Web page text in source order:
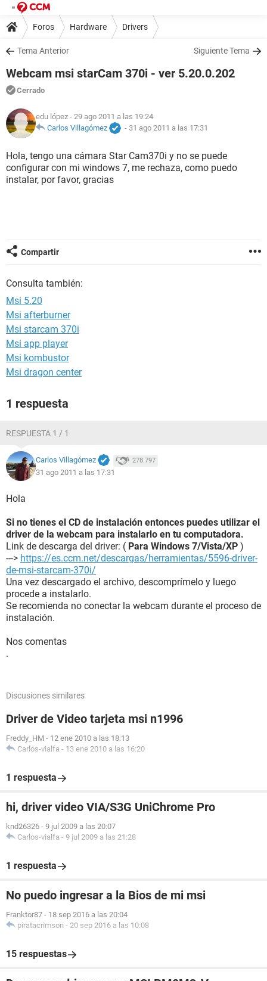
Foros Hardware Drivers
Tema Anterior Siguiente Tema
Webcam msi starCam 370i - ver 5.20.0.202
Cerrado
edu lópez - 29 ago 2011 a las 19:24
Carlos Villagómez
- 31 ago 2011 a las 17:31
Hola, tengo una cámara Star Cam370i y no se puede
configurar con mi windows 7, me rechaza, como puedo
instalar, por favor, gracias
Compartir
Consulta también:
Msi 5.20
Msi afterburner
Msi starcam 370i
Msi app player
Msi kombustor
Msi dragon center
1 respuesta
RESPUESTA 1 / 1
Carlos Villagómez 278.797
31 ago 2011 a las 17:31
Hola
Si no tienes el CD de instalación entonces puedes utilizar el
driver de la webcam para instalarlo en tu computadora.
Link de descarga del driver: ( Para Windows 7/Vista/XP )
---> https://es.ccm.net/descargas/herramientas/5596-driver-
de-msi-starcam-370i/
Una vez descargado el archivo, descomprímelo y luego
procede a instalarlo.
Se recomienda no conectar la webcam durante el proceso de
instalación.
Nos comentas
.
Discusiones similares
Driver de Video tarjeta msi n1996
Freddy_HM - 12 ene 2010 a las 18:13
Carlos-vialfa - 13 ene 2010 a las 16:20
1 respuesta
hi, driver video VIA/S3G UniChrome Pro
knd26326 - 9 jul 2009 a las 20:07
Carlos-vialfa - 9 jul 2009 a las 21:28
1 respuesta
No puedo ingresar a la Bios de mi msi
Franktor87 - 18 sep 2016 a las 20:04
piratacrimson - 20 sep 2016 a las 10:08
15 respuestas